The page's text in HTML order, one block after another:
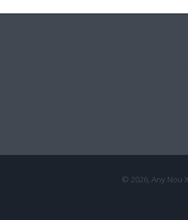
© 2026, Any Nou